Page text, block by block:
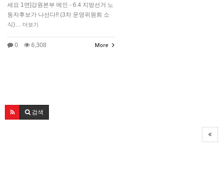
세요 1면]강원본부 메인 - 6.4 지방선거 노
동자후보가 나선다!! (3차 운영위원회 소
식)…
더보기
0 6,308 More
검색